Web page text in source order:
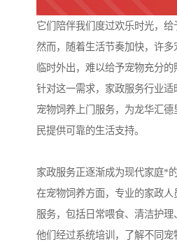
它们陪伴我们度过欢乐时光，给
然而，随着生活节奏加快，许
临时外出，难以给予宠物充分的
针对这一需求，家政服务行业
宠物饲养上门服务，为龙华汇
民提供可靠的生活支持。
家政服务正逐渐成为现代家庭*
在宠物饲养方面，专业的家政人
服务，包括日常喂食、清洁护理
他们经过系统培训，了解不同